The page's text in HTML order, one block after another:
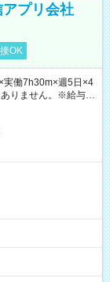
プリ会社
OK
働7h30m×週5日×4
りません。※給与即